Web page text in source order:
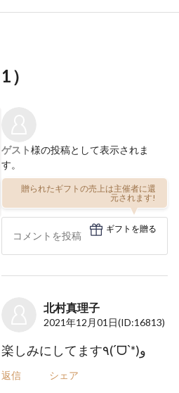
1）
ゲスト様の投稿として表示されま
す。
贈られたギフトの売上は主催者に還
元されます!
ギフトを贈る
北村真理子
2021年12月01日(ID:16813)
楽しみにしてます٩(ˊᗜˋ*)و
返信 シェア